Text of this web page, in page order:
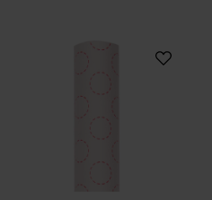
Jardin Japonais
Paper Poetry